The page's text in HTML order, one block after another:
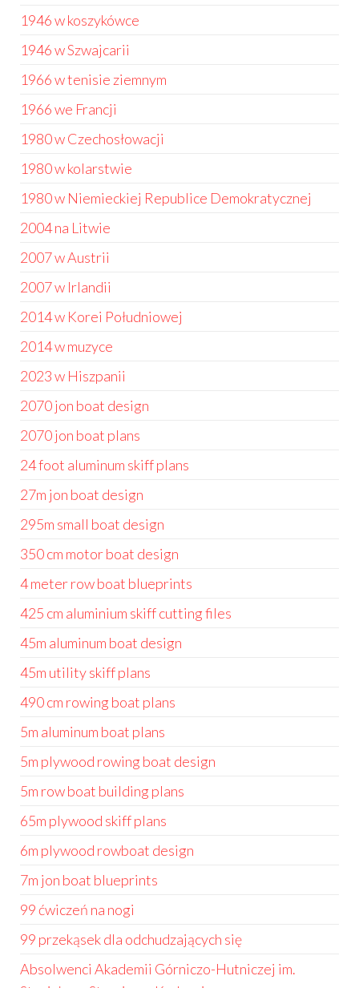
1946 w koszykówce
1946 w Szwajcarii
1966 w tenisie ziemnym
1966 we Francji
1980 w Czechosłowacji
1980 w kolarstwie
1980 w Niemieckiej Republice Demokratycznej
2004 na Litwie
2007 w Austrii
2007 w Irlandii
2014 w Korei Południowej
2014 w muzyce
2023 w Hiszpanii
2070 jon boat design
2070 jon boat plans
24 foot aluminum skiff plans
27m jon boat design
295m small boat design
350 cm motor boat design
4 meter row boat blueprints
425 cm aluminium skiff cutting files
45m aluminum boat design
45m utility skiff plans
490 cm rowing boat plans
5m aluminum boat plans
5m plywood rowing boat design
5m row boat building plans
65m plywood skiff plans
6m plywood rowboat design
7m jon boat blueprints
99 ćwiczeń na nogi
99 przekąsek dla odchudzających się
Absolwenci Akademii Górniczo-Hutniczej im.